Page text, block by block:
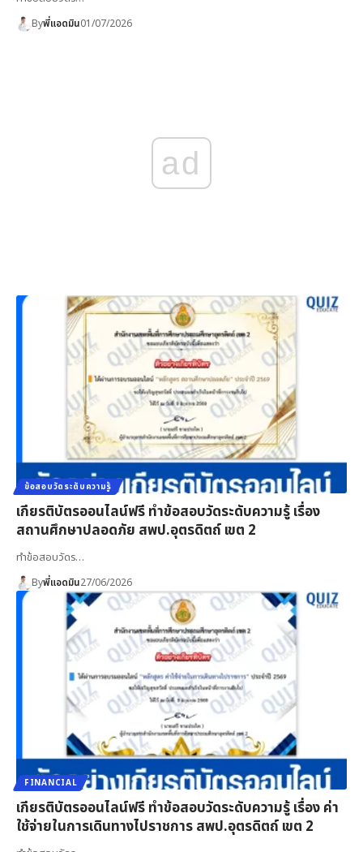
Byพี่แอดมิน01/07/2026
ad
ข้อสอบวัดระดับความรู้
เกียรติบัตรออนไลน์ฟรี ทำข้อสอบวัดระดับความรู้ เรื่อง
สถานศึกษาปลอดภัย สพป.อุตรดิตถ์ เขต 2
ทำข้อสอบวัดร…
Byพี่แอดมิน27/06/2026
FINANCIAL
เกียรติบัตรออนไลน์ฟรี ทำข้อสอบวัดระดับความรู้ เรื่อง ค่า
ใช้จ่ายในการเดินทางไปราชการ สพป.อุตรดิตถ์ เขต 2